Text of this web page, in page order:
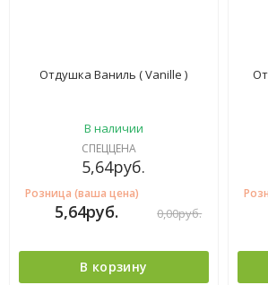
Отдушка Ваниль ( Vanille )
В наличии
СПЕЦЦЕНА
5,64руб.
Розница (ваша цена)
5,64руб. 0,00руб.
В корзину